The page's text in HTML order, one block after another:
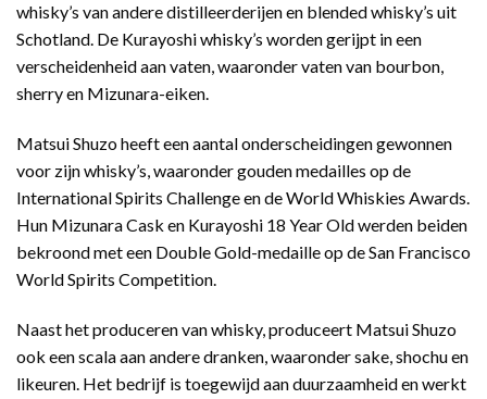
whisky’s van andere distilleerderijen en blended whisky’s uit
Schotland. De Kurayoshi whisky’s worden gerijpt in een
verscheidenheid aan vaten, waaronder vaten van bourbon,
sherry en Mizunara-eiken.
Matsui Shuzo heeft een aantal onderscheidingen gewonnen
voor zijn whisky’s, waaronder gouden medailles op de
International Spirits Challenge en de World Whiskies Awards.
Hun Mizunara Cask en Kurayoshi 18 Year Old werden beiden
bekroond met een Double Gold-medaille op de San Francisco
World Spirits Competition.
Naast het produceren van whisky, produceert Matsui Shuzo
ook een scala aan andere dranken, waaronder sake, shochu en
likeuren. Het bedrijf is toegewijd aan duurzaamheid en werkt